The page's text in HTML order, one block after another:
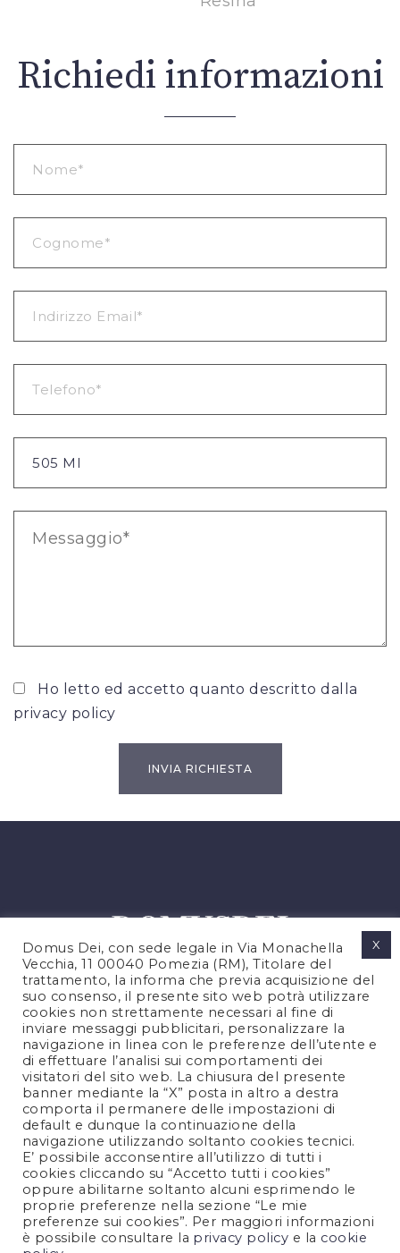
Richiedi informazioni
Ho letto ed accetto quanto descritto dalla
privacy policy
PRIVACY POLICY
COOKIES POLICY
NOTE LEGALI
CONTATTACI
FOLLOW US
Domus Dei, con sede legale in Via Monachella
Vecchia, 11 00040 Pomezia (RM), Titolare del
trattamento, la informa che previa acquisizione del
suo consenso, il presente sito web potrà utilizzare
cookies non strettamente necessari al fine di
inviare messaggi pubblicitari, personalizzare la
navigazione in linea con le preferenze dell’utente e
di effettuare l’analisi sui comportamenti dei
visitatori del sito web. La chiusura del presente
banner mediante la “X” posta in altro a destra
comporta il permanere delle impostazioni di
default e dunque la continuazione della
navigazione utilizzando soltanto cookies tecnici.
E’ possibile acconsentire all’utilizzo di tutti i
cookies cliccando su “Accetto tutti i cookies”
oppure abilitarne soltanto alcuni esprimendo le
proprie preferenze nella sezione “Le mie
preferenze sui cookies”. Per maggiori informazioni
è possibile consultare la privacy policy e la cookie
X